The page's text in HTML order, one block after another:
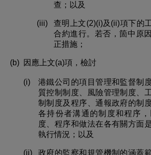
查；以及
(iii)
查明上文(2)(i)及(ii)項下的
合約進行。若否，箇中原
正措施；
(b) 因應上文(a)項，檢討
(i)
港鐵公司的項目管理和監督制
質控制制度、風險管理制度、
制制度及程序、通報政府的制
各持份者溝通的制度和程序
度、程序和做法在各有關方面
執行情況；以及
(ii)
政府的監察和規管機制的涵蓋